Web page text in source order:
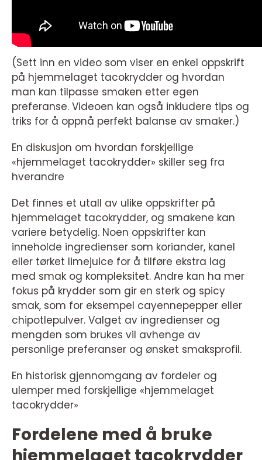
(Sett inn en video som viser en enkel oppskrift
på hjemmelaget tacokrydder og hvordan
man kan tilpasse smaken etter egen
preferanse. Videoen kan også inkludere tips og
triks for å oppnå perfekt balanse av smaker.)
En diskusjon om hvordan forskjellige
«hjemmelaget tacokrydder» skiller seg fra
hverandre
Det finnes et utall av ulike oppskrifter på
hjemmelaget tacokrydder, og smakene kan
variere betydelig. Noen oppskrifter kan
inneholde ingredienser som koriander, kanel
eller tørket limejuice for å tilføre ekstra lag
med smak og kompleksitet. Andre kan ha mer
fokus på krydder som gir en sterk og spicy
smak, som for eksempel cayennepepper eller
chipotlepulver. Valget av ingredienser og
mengden som brukes vil avhenge av
personlige preferanser og ønsket smaksprofil.
En historisk gjennomgang av fordeler og
ulemper med forskjellige «hjemmelaget
tacokrydder»
Fordelene med å bruke